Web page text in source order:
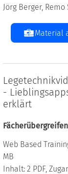
Jörg Berger,
Material
-
erklärt
Web Based
MB
Inhalt: 2 PDF,